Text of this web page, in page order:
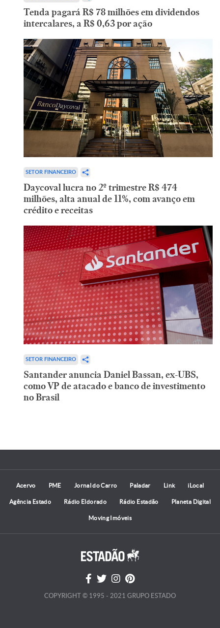
Tenda pagará R$ 78 milhões em dividendos
intercalares, a R$ 0,63 por ação
SETOR FINANCEIRO
Daycoval lucra no 2º trimestre R$ 474
milhões, alta anual de 11%, com avanço em
crédito e receitas
SETOR FINANCEIRO
Santander anuncia Daniel Bassan, ex-UBS,
como VP de atacado e banco de investimento
no Brasil
Acervo PME Jornal do Carro Paladar Link iLocal
Agência Estado Rádio Eldorado Rádio Estadão Planeta Digital
Moving Imóveis
COPYRIGHT © 1995 - 2021 GRUPO ESTADO